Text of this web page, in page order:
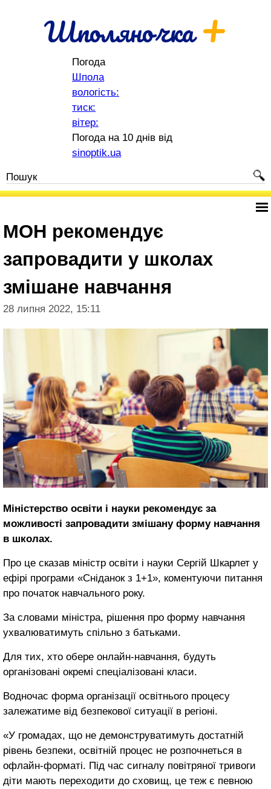
Шполяночка+
Погода
Шпола
вологість:
тиск:
вітер:
Погода на 10 днів від
sinoptik.ua
МОН рекомендує
запровадити у школах
змішане навчання
28 липня 2022, 15:11
Міністерство освіти і науки рекомендує за
можливості запровадити змішану форму навчання
в школах.
Про це сказав міністр освіти і науки Сергій Шкарлет у
ефірі програми «Сніданок з 1+1», коментуючи питання
про початок навчального року.
За словами міністра, рішення про форму навчання
ухвалюватимуть спільно з батьками.
Для тих, хто обере онлайн-навчання, будуть
організовані окремі спеціалізовані класи.
Водночас форма організації освітнього процесу
залежатиме від безпекової ситуації в регіоні.
«У громадах, що не демонструватимуть достатній
рівень безпеки, освітній процес не розпочнеться в
офлайн-форматі. Під час сигналу повітряної тривоги
діти мають переходити до сховищ, це теж є певною